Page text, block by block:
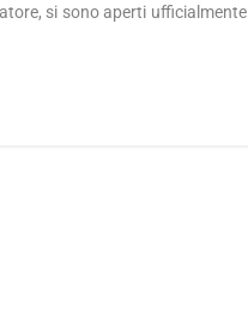
si sono aperti ufficialmente